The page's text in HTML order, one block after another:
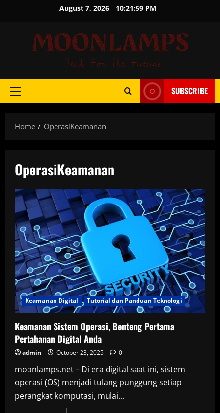
August 7, 2026 10:21:59 PM
Primary
SUBSCRIBE
Home OperasiKeamanan
OperasiKeamanan
Keamanan Digital Tutorial dan Panduan Teknologi
Keamanan Sistem Operasi, Benteng Pertama
Pertahanan Digital Anda
admin October 23, 2025 0
moonlamps.net – Di era digital saat ini, sistem
operasi (OS) menjadi tulang punggung setiap
perangkat komputasi, mulai...